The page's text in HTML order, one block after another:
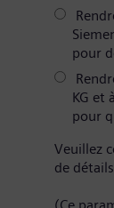
pour
KG et
pour
Veuillez
de